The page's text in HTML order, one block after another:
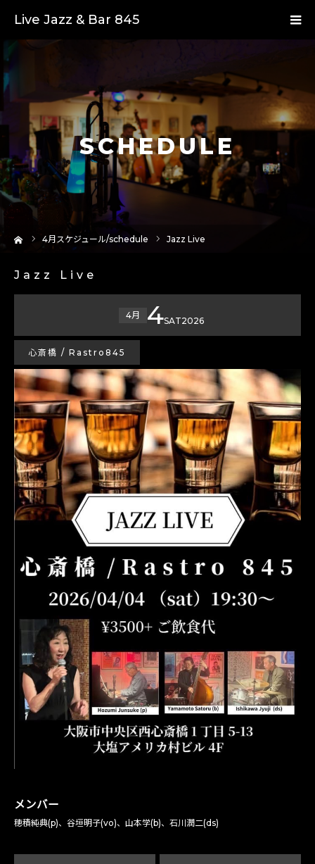
Live Jazz & Bar 845
SCHEDULE
4月スケジュール/schedule Jazz Live
Jazz Live
4月 4SAT2026
心斎橋 / Rastro845
メンバー
穂積純典(p)、谷垣明子(vo)、山本学(b)、石川潤二(ds)